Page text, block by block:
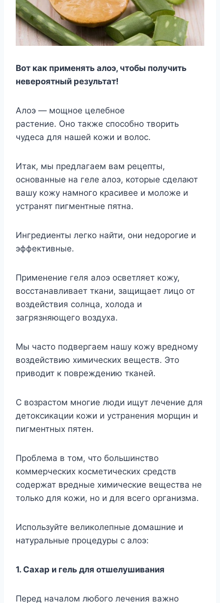
Вот как применять алоэ, чтобы получить
невероятный результат!
Алоэ — мощное целебное
растение. Оно также способно творить
чудеса для нашей кожи и волос.
Итак, мы предлагаем вам рецепты,
основанные на геле алоэ, которые сделают
вашу кожу намного красивее и моложе и
устранят пигментные пятна.
Ингредиенты легко найти, они недорогие и
эффективные.
Применение геля алоэ осветляет кожу,
восстанавливает ткани, защищает лицо от
воздействия солнца, холода и
загрязняющего воздуха.
Мы часто подвергаем нашу кожу вредному
воздействию химических веществ. Это
приводит к повреждению тканей.
С возрастом многие люди ищут лечение для
детоксикации кожи и устранения морщин и
пигментных пятен.
Проблема в том, что большинство
коммерческих косметических средств
содержат вредные химические вещества не
только для кожи, но и для всего организма.
Используйте великолепные домашние и
натуральные процедуры с алоэ:
1. Сахар и гель для отшелушивания
Перед началом любого лечения важно